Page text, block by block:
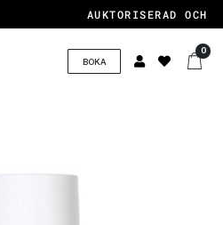
AUKTORISERAD OCH
BOKA
0